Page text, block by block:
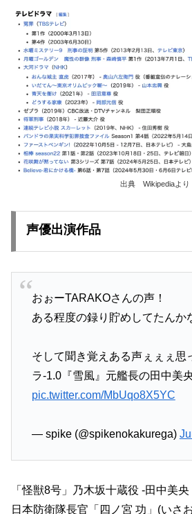
出典 Wikipediaより
声優出演作品
おぉーTARAKOさんの声！
ある程度の録り貯めしてたんか
そして聞き覚えある声ぇぇぇ思
ラ-1.0『雪風』元艦長の田中美
pic.twitter.com/MbUqo8X5YC
— spike (@spikenokakurega)
「怪獣8号」乃木坂十蔵役 -田中美央
日本防衛隊長官「 四ノ宮 功 」(いさ